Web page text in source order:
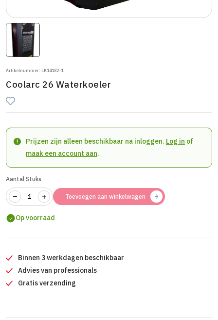
Artikelnummer: LK14182-1
Coolarc 26 Waterkoeler
Prijzen zijn alleen beschikbaar na inloggen. Log in of
maak een account aan.
Aantal Stuks
Toevoegen aan winkelwagen
Op voorraad
Binnen 3 werkdagen beschikbaar
Advies van professionals
Gratis verzending